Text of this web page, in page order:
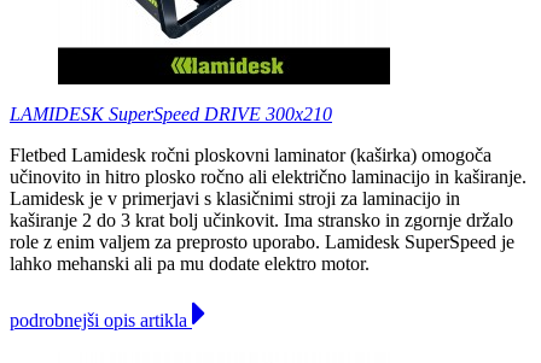
LAMIDESK SuperSpeed DRIVE 300x210
Fletbed Lamidesk ročni ploskovni laminator (kaširka) omogoča
učinovito in hitro plosko ročno ali električno laminacijo in kaširanje.
Lamidesk je v primerjavi s klasičnimi stroji za laminacijo in
kaširanje 2 do 3 krat bolj učinkovit. Ima stransko in zgornje držalo
role z enim valjem za preprosto uporabo. Lamidesk SuperSpeed je
lahko mehanski ali pa mu dodate elektro motor.
podrobnejši opis artikla